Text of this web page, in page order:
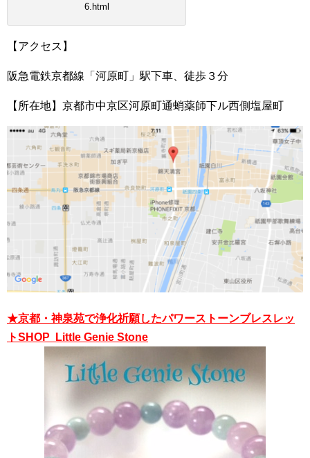
6.html
【アクセス】
阪急電鉄京都線「河原町」駅下車、徒歩３分
【所在地】京都市中京区河原町通蛸薬師下ル西側塩屋町
★京都・神泉苑で浄化祈願したパワーストーンブレスレッ
トSHOP Little Genie Stone